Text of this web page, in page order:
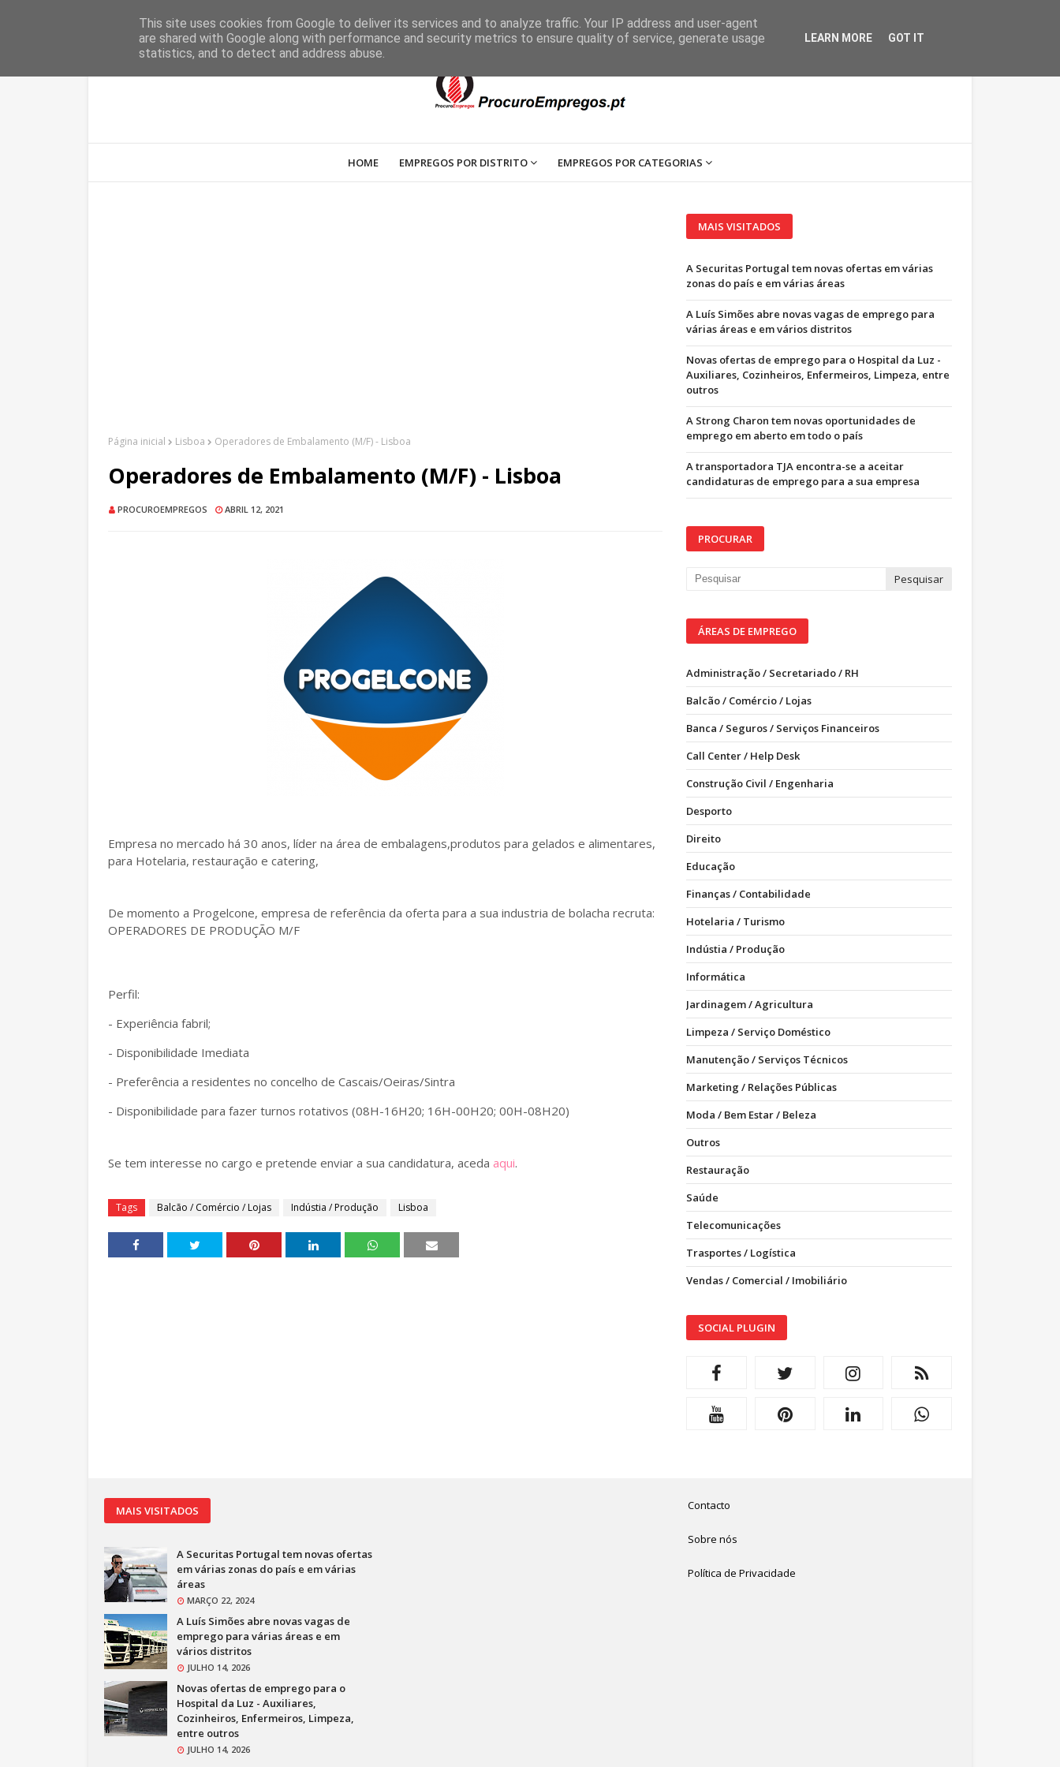
HOME EMPREGOS POR DISTRITO EMPREGOS POR CATEGORIAS
Página inicial Lisboa Operadores de Embalamento (M/F) - Lisboa
Operadores de Embalamento (M/F) - Lisboa
PROCUROEMPREGOS ABRIL 12, 2021
Empresa no mercado há 30 anos, líder na área de embalagens,produtos para gelados e alimentares,
para Hotelaria, restauração e catering,
De momento a Progelcone, empresa de referência da oferta para a sua industria de bolacha recruta:
OPERADORES DE PRODUÇÃO M/F
Perfil:
- Experiência fabril;
- Disponibilidade Imediata
- Preferência a residentes no concelho de Cascais/Oeiras/Sintra
- Disponibilidade para fazer turnos rotativos (08H-16H20; 16H-00H20; 00H-08H20)
Se tem interesse no cargo e pretende enviar a sua candidatura, aceda aqui.
Tags Balcão / Comércio / Lojas Indústia / Produção Lisboa
MAIS VISITADOS
A Securitas Portugal tem novas ofertas em várias
zonas do país e em várias áreas
A Luís Simões abre novas vagas de emprego para
várias áreas e em vários distritos
Novas ofertas de emprego para o Hospital da Luz -
Auxiliares, Cozinheiros, Enfermeiros, Limpeza, entre
outros
A Strong Charon tem novas oportunidades de
emprego em aberto em todo o país
A transportadora TJA encontra-se a aceitar
candidaturas de emprego para a sua empresa
PROCURAR
ÁREAS DE EMPREGO
Administração / Secretariado / RH
Balcão / Comércio / Lojas
Banca / Seguros / Serviços Financeiros
Call Center / Help Desk
Construção Civil / Engenharia
Desporto
Direito
Educação
Finanças / Contabilidade
Hotelaria / Turismo
Indústia / Produção
Informática
Jardinagem / Agricultura
Limpeza / Serviço Doméstico
Manutenção / Serviços Técnicos
Marketing / Relações Públicas
Moda / Bem Estar / Beleza
Outros
Restauração
Saúde
Telecomunicações
Trasportes / Logística
Vendas / Comercial / Imobiliário
SOCIAL PLUGIN
MAIS VISITADOS
A Securitas Portugal tem novas ofertas
em várias zonas do país e em várias
áreas
MARÇO 22, 2024
A Luís Simões abre novas vagas de
emprego para várias áreas e em
vários distritos
JULHO 14, 2026
Novas ofertas de emprego para o
Hospital da Luz - Auxiliares,
Cozinheiros, Enfermeiros, Limpeza,
entre outros
JULHO 14, 2026
Contacto
Sobre nós
Política de Privacidade
This site uses cookies from Google to deliver its services and to analyze traffic. Your IP address and user-agent
are shared with Google along with performance and security metrics to ensure quality of service, generate usage
statistics, and to detect and address abuse.
LEARN MORE GOT IT